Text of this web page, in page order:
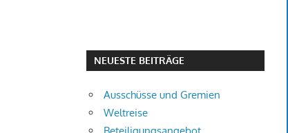
NEUESTE BEITRÄGE
Ausschüsse und Gremien
Weltreise